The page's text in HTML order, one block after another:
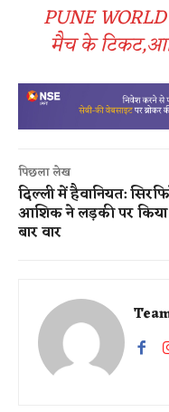
PUNE
मैच के
पिछला लेख
दिल्ली में हैवानियत:
आशिक ने लड़की पर किया
बार वार